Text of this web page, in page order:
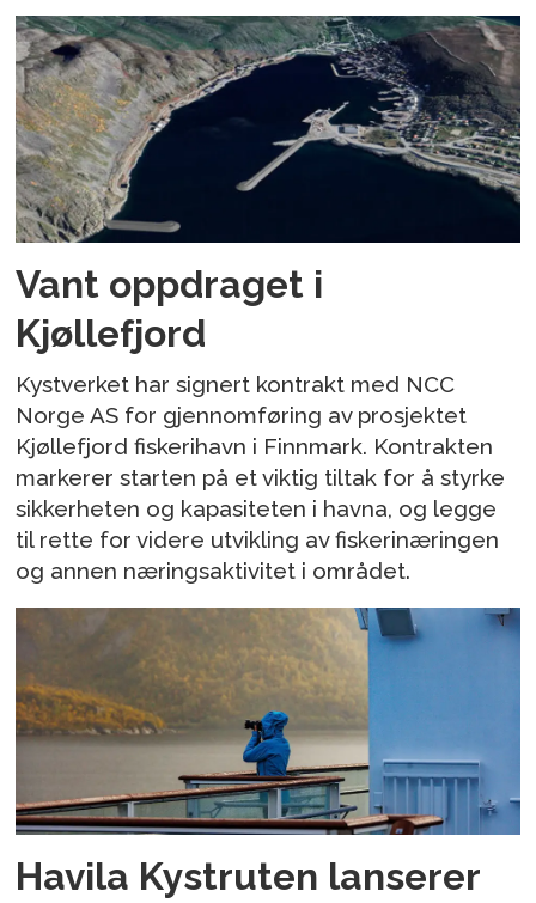
Vant oppdraget i
Kjøllefjord
Kystverket har signert kontrakt med NCC
Norge AS for gjennomføring av prosjektet
Kjøllefjord fiskerihavn i Finnmark. Kontrakten
markerer starten på et viktig tiltak for å styrke
sikkerheten og kapasiteten i havna, og legge
til rette for videre utvikling av fiskerinæringen
og annen næringsaktivitet i området.
Havila Kystruten lanserer